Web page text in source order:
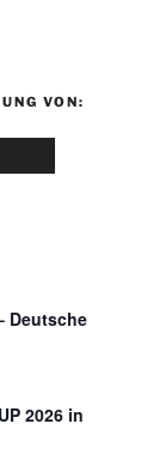
VON:
Deutsche
2026 in